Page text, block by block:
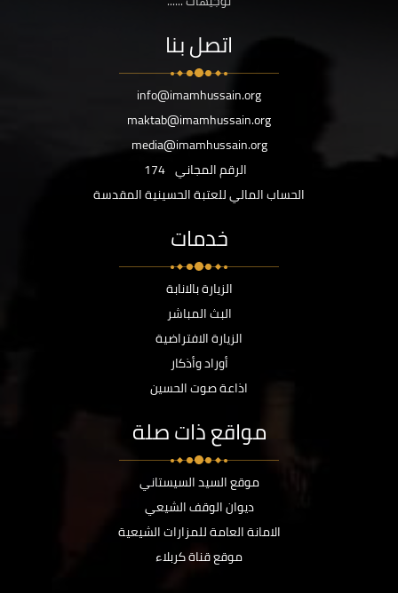
اتصل بنا
info@imamhussain.org
maktab@imamhussain.org
media@imamhussain.org
الرقم المجاني 174
الحساب المالي للعتبة الحسينية المقدسة
خدمات
الزيارة بالانابة
البث المباشر
الزيارة الافتراضية
أوراد وأذكار
اذاعة صوت الحسين
مواقع ذات صلة
موقع السيد السيستاني
ديوان الوقف الشيعي
الامانة العامة للمزارات الشيعية
موقع قناة كربلاء